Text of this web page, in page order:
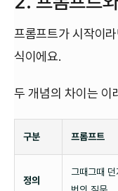
프롬프트가 시작이
식이에요.
두 개념의 차이는 이
구분 프롬프트
정의
그때그때